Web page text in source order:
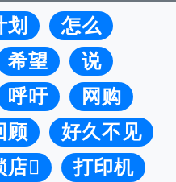
划
怎么
希望
说
呼吁
网购
顾
好久不见
店 打印机